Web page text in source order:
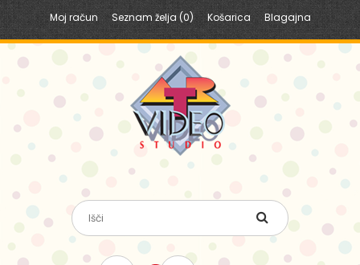
Moj račun Seznam želja (0) Košarica Blagajna